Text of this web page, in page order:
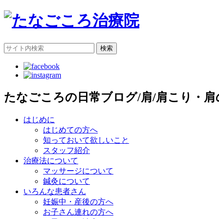
検索
たなごころの日常ブログ/肩/肩こり・肩
はじめに
はじめての方へ
知っておいて欲しいこと
スタッフ紹介
治療法について
マッサージについて
鍼灸について
いろんな患者さん
妊娠中・産後の方へ
お子さん連れの方へ